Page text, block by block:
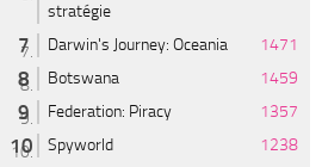
stratégie
Darwin's Journey: Oceania
1471
Botswana
1459
Federation: Piracy
1357
Spyworld
1238